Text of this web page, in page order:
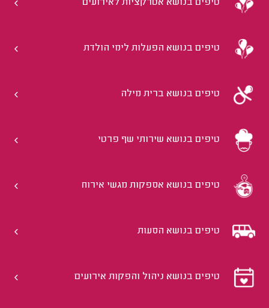
טיפים בנושא אטרקציות לאירועים
טיפים בנושא הפעלות לימי הולדת
טיפים בנושא ברית מילה
טיפים בנושא שירותי שף פרטי
טיפים בנושא אספקות מגשי אירוח
טיפים בנושא הסעות
טיפים בנושא ניהול והפקות אירועים